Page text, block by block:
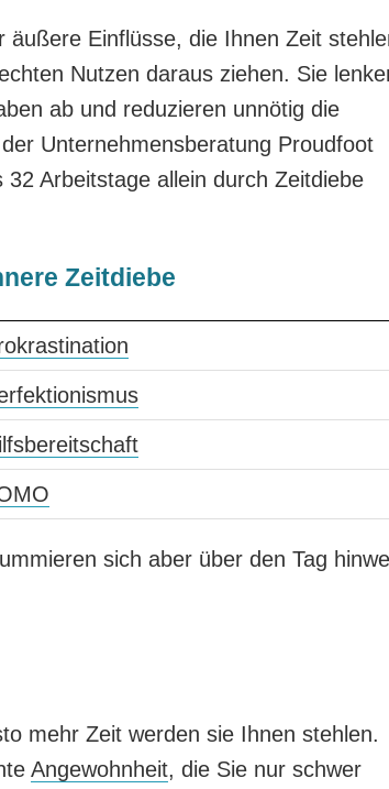
äußere Einflüsse, die Ihnen Zeit
Nutzen daraus ziehen. Sie
ab und reduzieren unnötig die
Unternehmensberatung Proudfoot
Arbeitstage allein durch Zeitdiebe
Zeitdiebe
sich aber über den Tag
mehr Zeit werden sie Ihnen stehlen.
Angewohnheit, die Sie nur schwer